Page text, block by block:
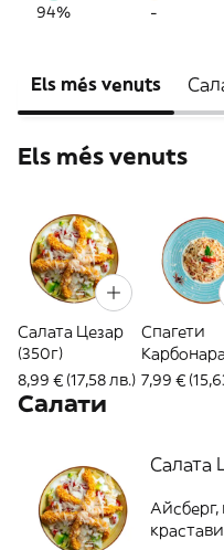
94% -
Els més venuts
Els més venuts
Салата Цезар
(350г)
8,99 € (17,58 лв.)
Спагети
(400г)
7,99 €
Салати
Салата
Айсберг,